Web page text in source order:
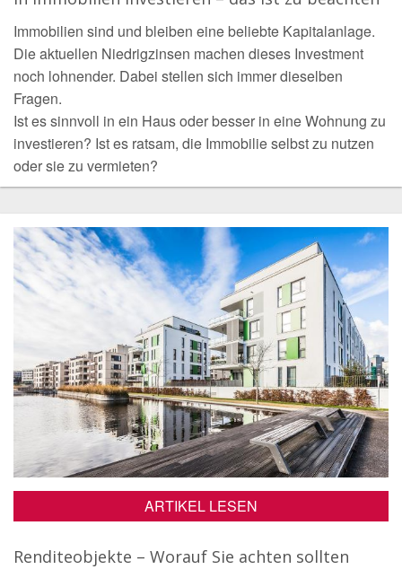
Immobilien sind und bleiben eine beliebte Kapitalanlage.
Die aktuellen Niedrigzinsen machen dieses Investment
noch lohnender. Dabei stellen sich immer dieselben
Fragen.
Ist es sinnvoll in ein Haus oder besser in eine Wohnung zu
investieren? Ist es ratsam, die Immobilie selbst zu nutzen
oder sie zu vermieten?
ARTIKEL LESEN
Renditeobjekte – Worauf Sie achten sollten